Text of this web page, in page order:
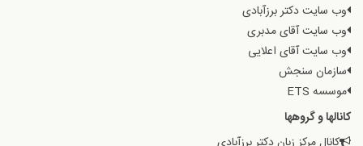
وب سایت دکتر برزآبادی
وب سایت آقای مدبری
وب سایت آقای اعلایی
سازمان سنجش
موسسه ETS
کانالها و گروهها